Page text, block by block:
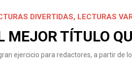
DIVERTIDAS, LECTURAS
MEJOR TÍTULO
ejercicio para redactores, a partir de